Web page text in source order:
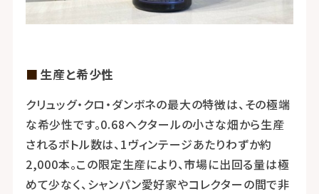
生産と希少性
クリュッグ・クロ・ダンボネの最大の特徴は、その極端
な希少性です。0.68ヘクタールの小さな畑から生産
されるボトル数は、1ヴィンテージあたりわずか約
2,000本。この限定生産により、市場に出回る量は極
めて少なく、シャンパン愛好家やコレクターの間で非